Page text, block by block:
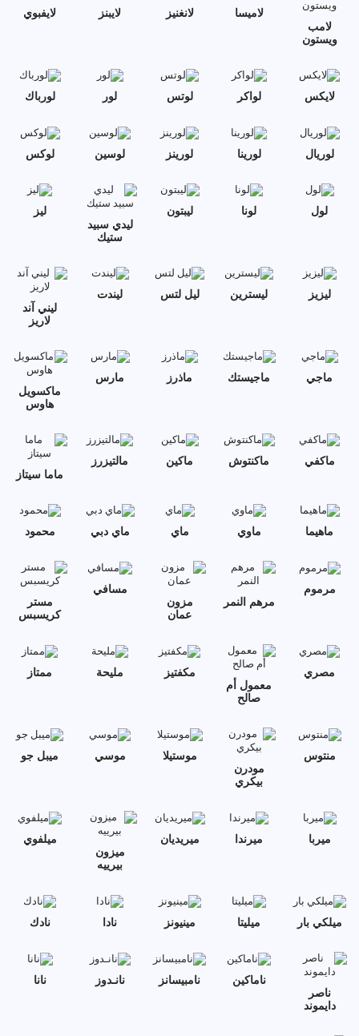
لامب
ويستون
لاميسا لانغنيز لايبنز لايفبوي
لايكس لواكر لوتس لور لورباك
لوريال لورينا لورينز لوسين لوكس
لول لونا
ليبتون
ليدي سبيد
ستيك
ليز
ليزيز ليسترين ليل لتس
ليندت
ليني آند
لاريز
ماجي ماجيستك ماذرز
مارس
ماكسويل
هاوس
ماكفي ماكنتوش ماكين
مالتيزرز
ماما سيتاز
ماهيما ماوي ماي ماي دبي محمود
مرموم
مرهم النمر
مزون
عمان
مسافي
مستر
كريسبس
مصري
معمول أم
صالح
مكفتيز مليحة ممتاز
منتوس
مودرن
بيكري
موستيلا موسي ميبل جو
ميربا ميرندا
ميريديان
ميزون
بيرييه
ميلفوي
ميلكي بار ميليتا مينيونز نادا نادك
ناصر
دايموند
ناماكين نامبيسانز نانـدوز نانا